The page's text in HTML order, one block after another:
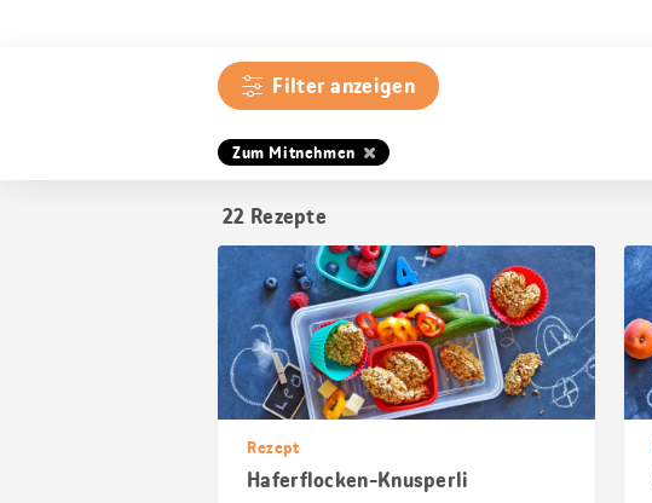
Filter anzeigen
Zum Mitnehmen
22 Rezepte
Rezept
Haferflocken-Knusperli